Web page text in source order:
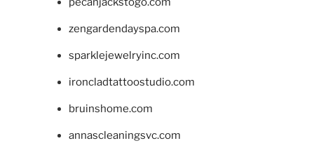
zengardendayspa.com
sparklejewelryinc.com
ironcladtattoostudio.com
bruinshome.com
annascleaningsvc.com